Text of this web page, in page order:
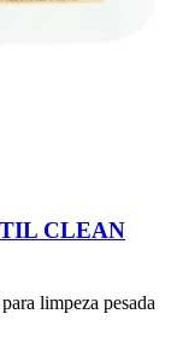
CLEAN
limpeza pesada